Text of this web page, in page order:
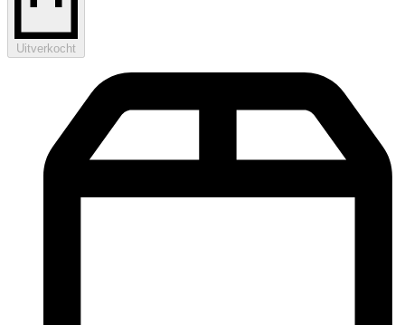
Uitverkocht